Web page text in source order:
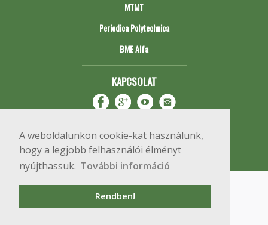
A weboldalunkon cookie-kat használunk,
hogy a legjobb felhasználói élményt
nyújthassuk. További információ
Rendben!
MTMT
Periodica Polytechnica
BME Alfa
KAPCSOLAT
Copyright © 2020 BME Építőmérnöki Kar
1111 Budapest, Műegyetem rkp. 3.